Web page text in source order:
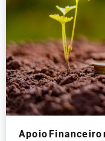
Apoio Financeiro